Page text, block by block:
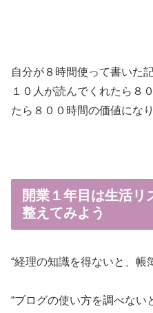
自分が８時間使って書いた
１０人が読んでくれたら８
たら８００時間の価値にな
開業１年目は生活リ
整えてみよう
“経理の知識を得ないと、帳
“ブログの使い方を調べない